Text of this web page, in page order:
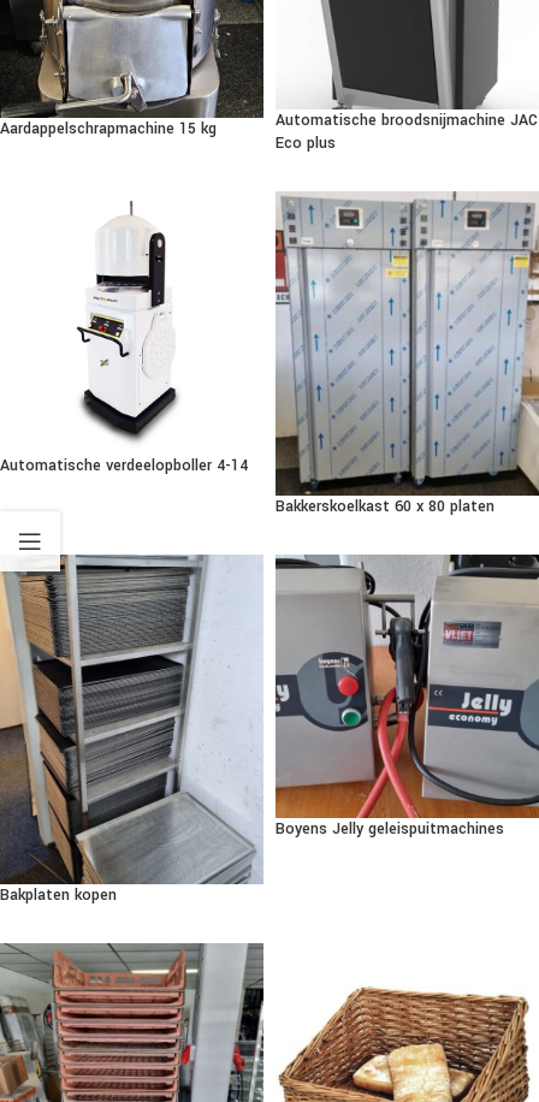
Aardappelschrapmachine 15 kg
Automatische broodsnijmachine JAC
Eco plus
Automatische verdeelopboller 4-14
Bakkerskoelkast 60 x 80 platen
Bakplaten kopen
Boyens Jelly geleispuitmachines